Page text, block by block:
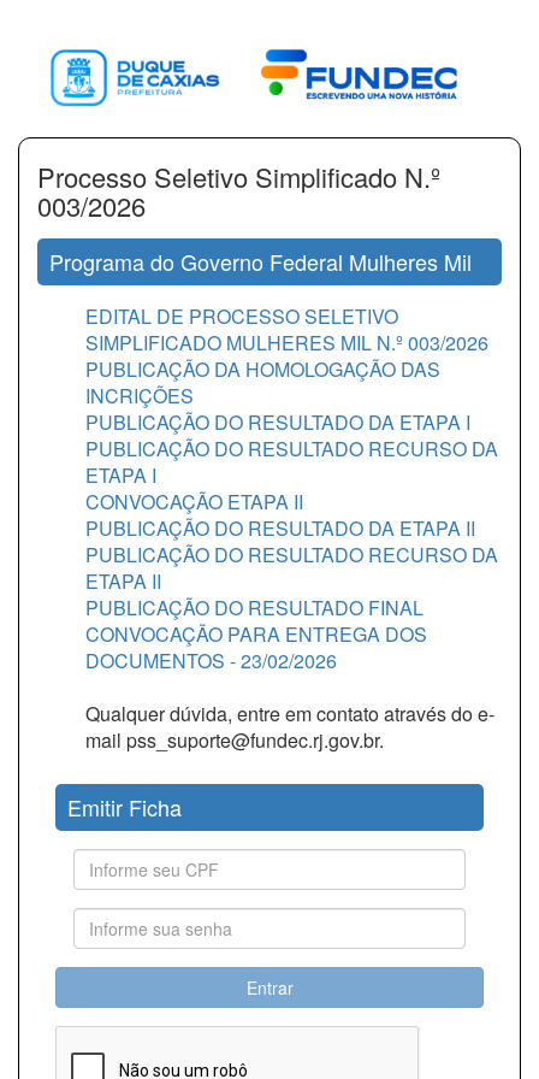
Processo Seletivo Simplificado N.º
003/2026
Programa do Governo Federal Mulheres Mil
EDITAL DE PROCESSO SELETIVO
SIMPLIFICADO MULHERES MIL N.º 003/2026
PUBLICAÇÃO DA HOMOLOGAÇÃO DAS
INCRIÇÕES
PUBLICAÇÃO DO RESULTADO DA ETAPA I
PUBLICAÇÃO DO RESULTADO RECURSO DA
ETAPA I
CONVOCAÇÃO ETAPA II
PUBLICAÇÃO DO RESULTADO DA ETAPA II
PUBLICAÇÃO DO RESULTADO RECURSO DA
ETAPA II
PUBLICAÇÃO DO RESULTADO FINAL
CONVOCAÇÃO PARA ENTREGA DOS
DOCUMENTOS - 23/02/2026
Qualquer dúvida, entre em contato através do e-
mail pss_suporte@fundec.rj.gov.br.
Emitir Ficha
Entrar